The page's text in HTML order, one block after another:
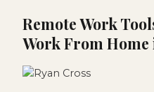
Remote Work
Work From Home